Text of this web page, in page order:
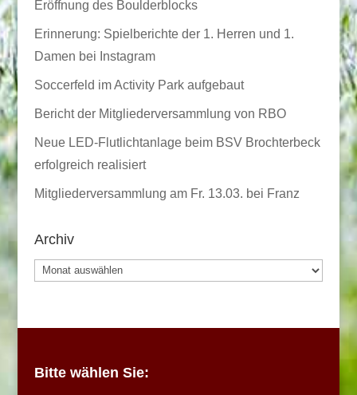
Eröffnung des Boulderblocks
Erinnerung: Spielberichte der 1. Herren und 1.
Damen bei Instagram
Soccerfeld im Activity Park aufgebaut
Bericht der Mitgliederversammlung von RBO
Neue LED-Flutlichtanlage beim BSV Brochterbeck
erfolgreich realisiert
Mitgliederversammlung am Fr. 13.03. bei Franz
Archiv
Archiv
Bitte wählen Sie: